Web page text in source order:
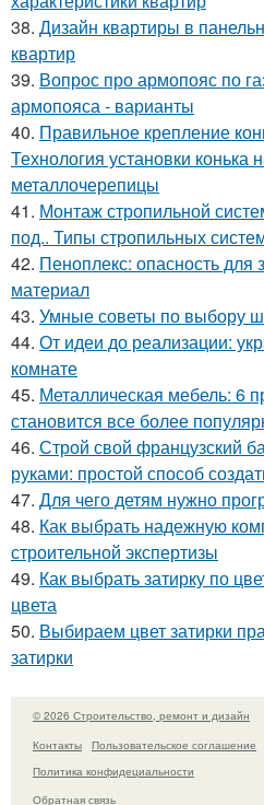
38. Дизайн квартиры в
квартир
39. Вопрос про армопояс по
армопояса - варианты
40. Правильное крепление
Технология установки конька
металлочерепицы
41. Монтаж стропильной
под.. Типы стропильных
42. Пеноплекс: опасность для
материал
43. Умные советы по выбору
44. От идеи до реализации:
комнате
45. Металлическая мебель: 6
становится все более
46. Строй свой французский
руками: простой способ
47. Для чего детям нужно
48. Как выбрать надежную
строительной экспертизы
49. Как выбрать затирку по
цвета
50. Выбираем цвет затирки
затирки
© 2026 Строительство, ремонт и дизайн
Контакты
Пользовательское соглашение
Политика конфидециальности
Обратная связь